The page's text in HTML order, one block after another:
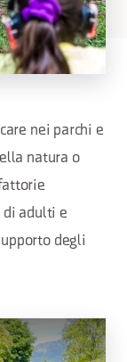
nei parchi e
natura o
di adulti e
degli